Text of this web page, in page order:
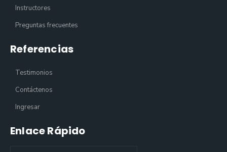
Instructores
Preguntas frecuentes
Referencias
Testimonios
Contáctenos
Ingresar
Enlace Rápido